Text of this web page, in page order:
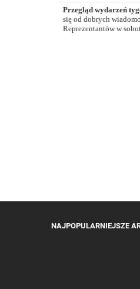
Przegląd wydarzeń
się od dobrych
Reprezentantów w
NAJPOPULARNIEJSZE